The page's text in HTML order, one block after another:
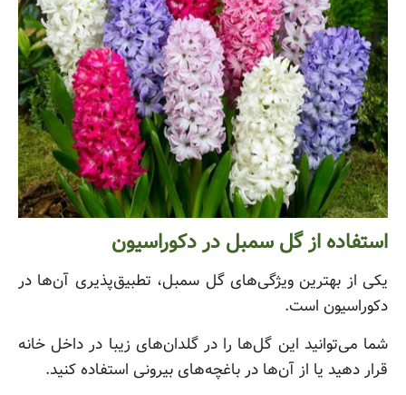
استفاده از گل سمبل در دکوراسیون
یکی از بهترین ویژگی‌های گل سمبل، تطبیق‌پذیری آن‌ها در
دکوراسیون است.
شما می‌توانید این گل‌ها را در گلدان‌های زیبا در داخل خانه
قرار دهید یا از آن‌ها در باغچه‌های بیرونی استفاده کنید.